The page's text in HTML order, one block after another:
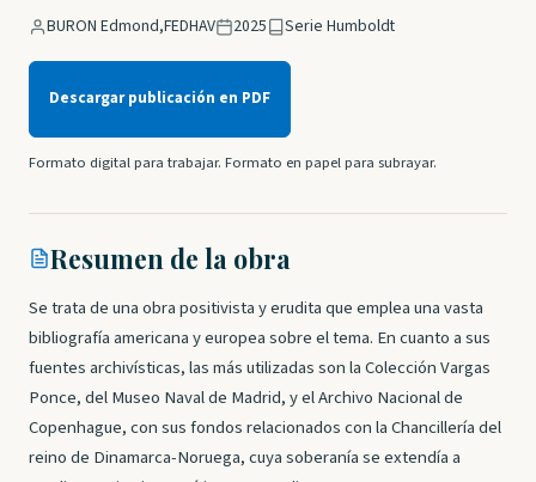
BURON Edmond,FEDHAV 2025 Serie Humboldt
Descargar publicación en PDF
Formato digital para trabajar. Formato en papel para subrayar.
Resumen de la obra
Se trata de una obra positivista y erudita que emplea una vasta
bibliografía americana y europea sobre el tema. En cuanto a sus
fuentes archivísticas, las más utilizadas son la Colección Vargas
Ponce, del Museo Naval de Madrid, y el Archivo Nacional de
Copenhague, con sus fondos relacionados con la Chancillería del
reino de Dinamarca-Noruega, cuya soberanía se extendía a